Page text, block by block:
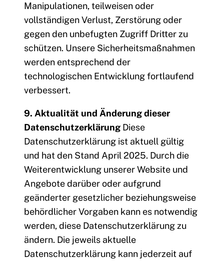
Manipulationen, teilweisen oder
vollständigen Verlust, Zerstörung oder
gegen den unbefugten Zugriff Dritter zu
schützen. Unsere Sicherheitsmaßnahmen
werden entsprechend der
technologischen Entwicklung fortlaufend
verbessert.
9. Aktualität und Änderung dieser
Datenschutzerklärung Diese
Datenschutzerklärung ist aktuell gültig
und hat den Stand April 2025. Durch die
Weiterentwicklung unserer Website und
Angebote darüber oder aufgrund
geänderter gesetzlicher beziehungsweise
behördlicher Vorgaben kann es notwendig
werden, diese Datenschutzerklärung zu
ändern. Die jeweils aktuelle
Datenschutzerklärung kann jederzeit auf